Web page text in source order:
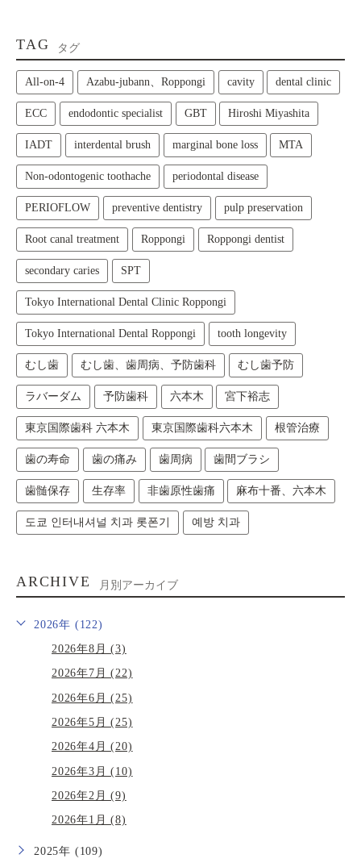
TAG タグ
All‑on‑4 Azabu-jubann、Roppongi cavity dental clinic
ECC endodontic specialist GBT Hiroshi Miyashita
IADT interdental brush marginal bone loss MTA
Non-odontogenic toothache periodontal disease
PERIOFLOW preventive dentistry pulp preservation
Root canal treatment Roppongi Roppongi dentist
secondary caries SPT
Tokyo International Dental Clinic Roppongi
Tokyo International Dental Roppongi tooth longevity
むし歯 むし歯、歯周病、予防歯科 むし歯予防
ラバーダム 予防歯科 六本木 宮下裕志
東京国際歯科 六本木 東京国際歯科六本木 根管治療
歯の寿命 歯の痛み 歯周病 歯間ブラシ
歯髄保存 生存率 非歯原性歯痛 麻布十番、六本木
도쿄 인터내셔널 치과 롯폰기 예방 치과
ARCHIVE 月別アーカイブ
2026年 (122)
2026年8月 (3)
2026年7月 (22)
2026年6月 (25)
2026年5月 (25)
2026年4月 (20)
2026年3月 (10)
2026年2月 (9)
2026年1月 (8)
2025年 (109)